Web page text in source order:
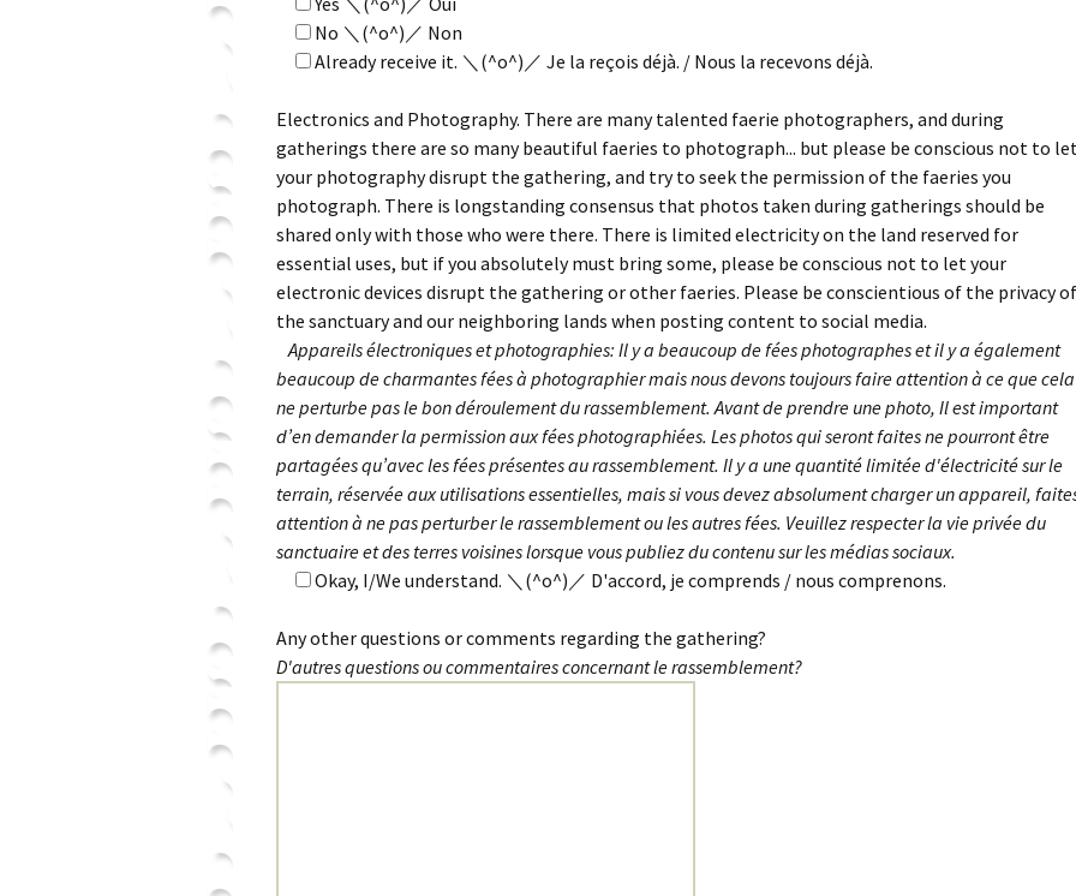
No ＼(^o^)／ Non
Already receive it. ＼(^o^)／ Je la reçois déjà. / Nous la recevons déjà.
Electronics and Photography. There are many talented faerie photographers, and during
gatherings there are so many beautiful faeries to photograph... but please be conscious not to
your photography disrupt the gathering, and try to seek the permission of the faeries you
photograph. There is longstanding consensus that photos taken during gatherings should be
shared only with those who were there. There is limited electricity on the land reserved for
essential uses, but if you absolutely must bring some, please be conscious not to let your
electronic devices disrupt the gathering or other faeries. Please be conscientious of the privacy of
the sanctuary and our neighboring lands when posting content to social media.
Appareils électroniques et photographies: Il y a beaucoup de fées photographes et il y a également
beaucoup de charmantes fées à photographier mais nous devons toujours faire attention à ce que cela
ne perturbe pas le bon déroulement du rassemblement. Avant de prendre une photo, Il est important
d’en demander la permission aux fées photographiées. Les photos qui seront faites ne pourront être
partagées qu’avec les fées présentes au rassemblement. Il y a une quantité limitée d'électricité sur le
terrain, réservée aux utilisations essentielles, mais si vous devez absolument charger un appareil,
attention à ne pas perturber le rassemblement ou les autres fées. Veuillez respecter la vie privée du
sanctuaire et des terres voisines lorsque vous publiez du contenu sur les médias sociaux.
Okay, I/We understand. ＼(^o^)／ D'accord, je comprends / nous comprenons.
Any other questions or comments regarding the gathering?
D'autres questions ou commentaires concernant le rassemblement?